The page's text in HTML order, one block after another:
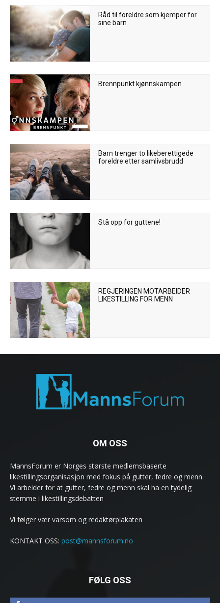
Råd til foreldre som kjemper for
sine barn
Brennpunkt kjønnskampen
Barn trenger to likeberettigede
foreldre etter samlivsbrudd
Stå opp for guttene!
REGJERINGEN MOTARBEIDER
LIKESTILLING FOR MENN
OM OSS
MannsForum er Norges største medlemsbaserte
likestillingsorganisasjon med fokus på gutter, fedre og menn.
Vi arbeider for at gutter, fedre og menn skal ha en tydelig
stemme i likestillingsdebatten
Vi følger vær varsom og redaktørplakaten
KONTAKT OSS: post@mannsforum.no
FØLG OSS